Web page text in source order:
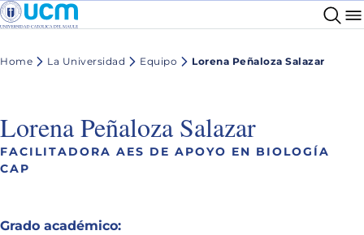
Home La Universidad Equipo Lorena Peñaloza Salazar
Lorena Peñaloza Salazar
FACILITADORA AES DE APOYO EN BIOLOGÍA
CAP
Grado académico: